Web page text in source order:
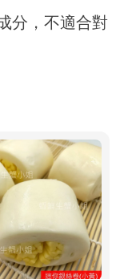
分，不適合對